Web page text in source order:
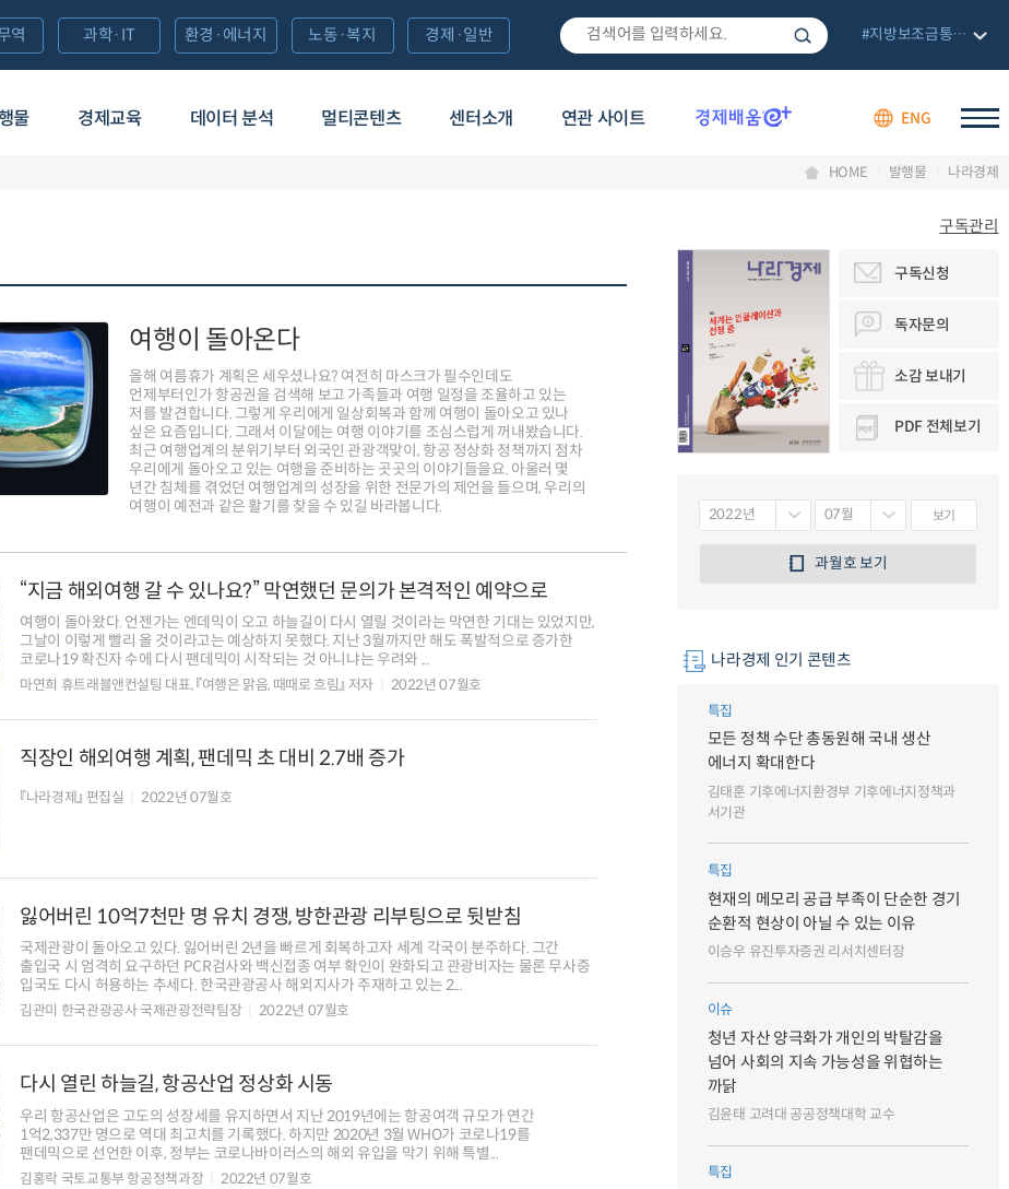
물 경제교육 데이터 분석 멀티콘텐츠 센터소개 연관 사이트 ENG
역 과학·IT 환경·에너지 노동·복지 경제·일반 #지방보조금통합관리망
HOME 발행물 나라경제
여행이 돌아온다
올해 여름휴가 계획은 세우셨나요? 여전히 마스크가 필수인데도
언제부터인가 항공권을 검색해 보고 가족들과 여행 일정을 조율하고 있는
저를 발견합니다. 그렇게 우리에게 일상회복과 함께 여행이 돌아오고 있나
싶은 요즘입니다. 그래서 이달에는 여행 이야기를 조심스럽게 꺼내봤습니다.
최근 여행업계의 분위기부터 외국인 관광객맞이, 항공 정상화 정책까지 점차
우리에게 돌아오고 있는 여행을 준비하는 곳곳의 이야기들을요. 아울러 몇
년간 침체를 겪었던 여행업계의 성장을 위한 전문가의 제언을 들으며, 우리의
여행이 예전과 같은 활기를 찾을 수 있길 바라봅니다.
“지금 해외여행 갈 수 있나요?” 막연했던 문의가 본격적인 예약으로
여행이 돌아왔다. 언젠가는 엔데믹이 오고 하늘길이 다시 열릴 것이라는 막연한 기대는 있었지만,
그날이 이렇게 빨리 올 것이라고는 예상하지 못했다. 지난 3월까지만 해도 폭발적으로 증가한
코로나19 확진자 수에 다시 팬데믹이 시작되는 것 아니냐는 우려와 ...
마연희 휴트래블앤컨설팅 대표, 『여행은 맑음, 때때로 흐림』 저자 2022년 07월호
직장인 해외여행 계획, 팬데믹 초 대비 2.7배 증가
『나라경제』 편집실 2022년 07월호
잃어버린 10억7천만 명 유치 경쟁, 방한관광 리부팅으로 뒷받침
국제관광이 돌아오고 있다. 잃어버린 2년을 빠르게 회복하고자 세계 각국이 분주하다. 그간
출입국 시 엄격히 요구하던 PCR검사와 백신접종 여부 확인이 완화되고 관광비자는 물론 무사증
입국도 다시 허용하는 추세다. 한국관광공사 해외지사가 주재하고 있는 2...
김관미 한국관광공사 국제관광전략팀장 2022년 07월호
다시 열린 하늘길, 항공산업 정상화 시동
우리 항공산업은 고도의 성장세를 유지하면서 지난 2019년에는 항공여객 규모가 연간
1억2,337만 명으로 역대 최고치를 기록했다. 하지만 2020년 3월 WHO가 코로나19를
팬데믹으로 선언한 이후, 정부는 코로나바이러스의 해외 유입을 막기 위해 특별...
김홍락 국토교통부 항공정책과장 2022년 07월호
구독관리
구독신청
독자문의
소감 보내기
PDF 전체보기
보기
과월호 보기
나라경제 인기 콘텐츠
특집
모든 정책 수단 총동원해 국내 생산
에너지 확대한다
김태훈 기후에너지환경부 기후에너지정책과
서기관
특집
현재의 메모리 공급 부족이 단순한 경기
순환적 현상이 아닐 수 있는 이유
이승우 유진투자증권 리서치센터장
이슈
청년 자산 양극화가 개인의 박탈감을
넘어 사회의 지속 가능성을 위협하는
까닭
김윤태 고려대 공공정책대학 교수
특집